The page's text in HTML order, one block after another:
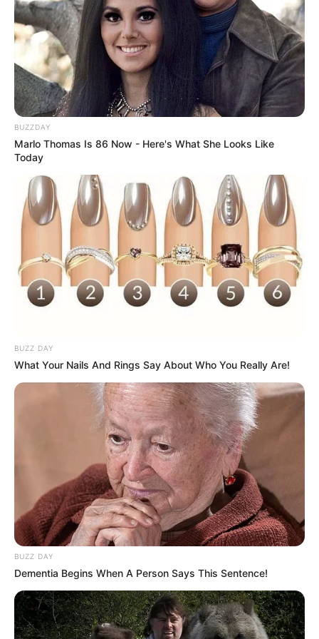
Schritt
Gemüse vorbereiten
: Zucchini, Karotten
und Kartoffeln waschen, schälen (falls
nötig) und grob raspeln.
Flüssigkeit ausdrücken: Besonders
Zucchini enthalten viel Wasser. Das
geben und gründlich ausdrücken – so
werden die Puffer schön knusprig.
Teig anrühren: Geraspeltes Gemüse mit
Zwiebel, Eiern und Mehl vermengen. Mit
Salz, Pfeffer und etwas Muskat würzen.
Puffer formen: Aus der Masse kleine
Öl von beiden Seiten goldbraun braten
(jeweils ca. 3–4 Minuten).
Servieren: Auf Küchenpapier abtropfen
lassen und heiß genießen.
Mit diesem simplenGemüsepuffer Rezept
schnell gemacht – dein neues
Lieblingsgericht
gelingt dir ein Gericht, das
garantiert alle begeistert.
Variationen für jeden
BUZZDAY
Marlo Thomas Is 86 Now - Here's What She Looks Like
Today
BUZZ DAY
What Your Nails And Rings Say About Who You Really Are!
BUZZ DAY
Dementia Begins When A Person Says This Sentence!